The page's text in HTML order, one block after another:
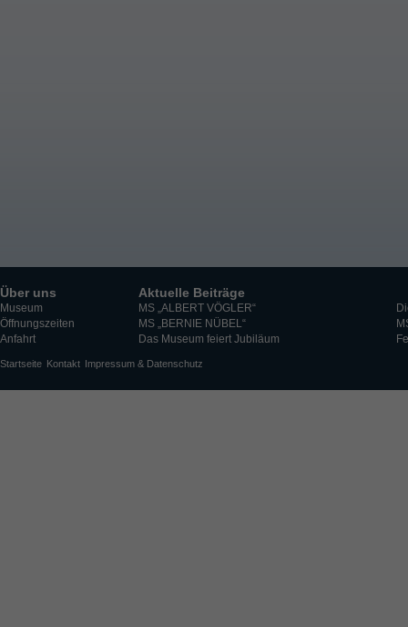
Über uns
Museum
Öffnungszeiten
Anfahrt
Aktuelle Beiträge
MS „ALBERT VÖGLER“
MS „BERNIE NÜBEL“
Das Museum feiert Jubiläum
Startseite Kontakt Impressum & Datenschutz